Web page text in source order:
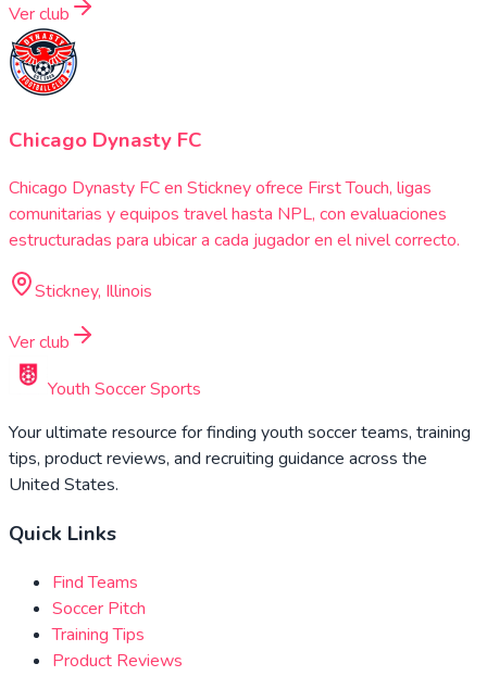
Ver club
Chicago Dynasty FC
Chicago Dynasty FC en Stickney ofrece First Touch, ligas
comunitarias y equipos travel hasta NPL, con evaluaciones
estructuradas para ubicar a cada jugador en el nivel correcto.
Stickney, Illinois
Ver club
Youth Soccer Sports
Your ultimate resource for finding youth soccer teams, training
tips, product reviews, and recruiting guidance across the
United States.
Quick Links
Find Teams
Soccer Pitch
Training Tips
Product Reviews